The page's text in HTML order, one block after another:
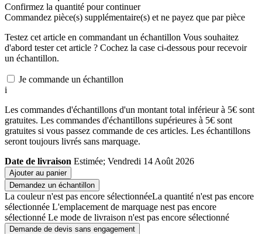
Confirmez la quantité pour continuer
Commandez pièce(s) supplémentaire(s) et ne payez que par pièce
Testez cet article en commandant un échantillon Vous souhaitez
d'abord tester cet article ? Cochez la case ci-dessous pour recevoir
un échantillon.
Je commande un échantillon
i
Les commandes d'échantillons d'un montant total inférieur à 5€ sont
gratuites. Les commandes d'échantillons supérieures à 5€ sont
gratuites si vous passez commande de ces articles. Les échantillons
seront toujours livrés sans marquage.
Date de livraison Estimée; Vendredi 14 Août 2026
Ajouter au panier
Demandez un échantillon
La couleur n'est pas encore sélectionnéeLa quantité n'est pas encore
sélectionnée L'emplacement de marquage nest pas encore
sélectionné Le mode de livraison n'est pas encore sélectionné
Demande de devis sans engagement